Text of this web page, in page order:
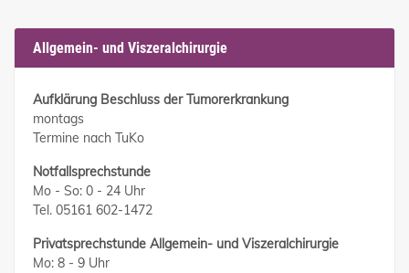
Allgemein- und Viszeralchirurgie
Aufklärung Beschluss der Tumorerkrankung
montags
Termine nach TuKo
Notfallsprechstunde
Mo - So: 0 - 24 Uhr
Tel. 05161 602-1472
Privatsprechstunde Allgemein- und Viszeralchirurgie
Mo: 8 - 9 Uhr